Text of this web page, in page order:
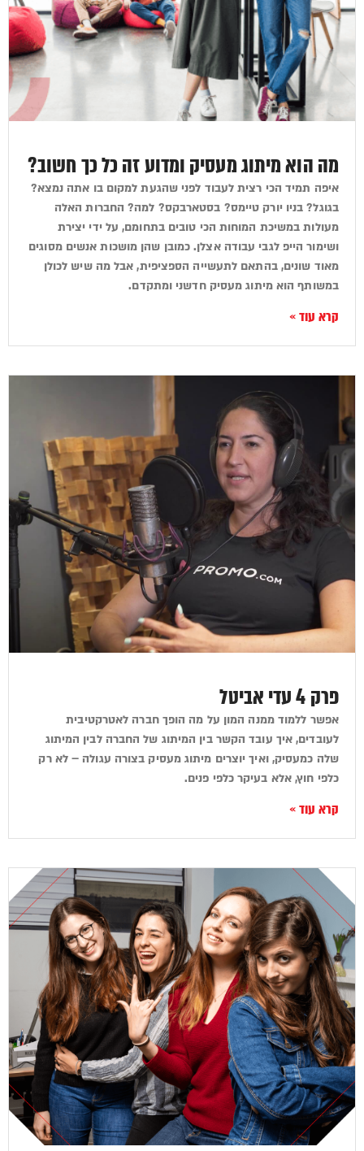
מה הוא מיתוג מעסיק ומדוע זה כל כך חשוב?
איפה תמיד הכי רצית לעבוד לפני שהגעת למקום בו אתה נמצא?
בגוגל? בניו יורק טיימס? בסטארבקס? למה? החברות האלה
מעולות במשיכת המוחות הכי טובים בתחומם, על ידי יצירת
ושימור הייפ לגבי עבודה אצלן. כמובן שהן מושכות אנשים מסוגים
מאוד שונים, בהתאם לתעשייה הספציפית, אבל מה שיש לכולן
במשותף הוא מיתוג מעסיק חדשני ומתקדם.
קרא עוד »
פרק 4 עדי אביטל
אפשר ללמוד ממנה המון על מה הופך חברה לאטרקטיבית
לעובדים, איך עובד הקשר בין המיתוג של החברה לבין המיתוג
שלה כמעסיק, ואיך יוצרים מיתוג מעסיק בצורה עגולה – לא רק
כלפי חוץ, אלא בעיקר כלפי פנים.
קרא עוד »